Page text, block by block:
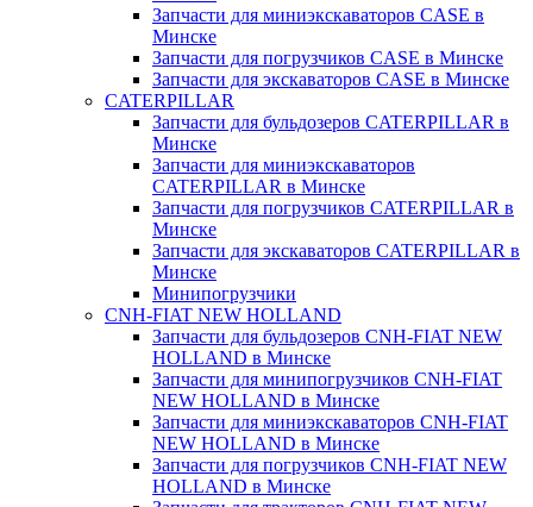
Запчасти для миниэкскаваторов CASE в
Минске
Запчасти для погрузчиков CASE в Минске
Запчасти для экскаваторов CASE в Минске
CATERPILLAR
Запчасти для бульдозеров CATERPILLAR в
Минске
Запчасти для миниэкскаваторов
CATERPILLAR в Минске
Запчасти для погрузчиков CATERPILLAR в
Минске
Запчасти для экскаваторов CATERPILLAR в
Минскe
Минипогрузчики
CNH-FIAT NEW HOLLAND
Запчасти для бульдозеров CNH-FIAT NEW
HOLLAND в Минске
Запчасти для минипогрузчиков CNH-FIAT
NEW HOLLAND в Минске
Запчасти для миниэкскаваторов CNH-FIAT
NEW HOLLAND в Минске
Запчасти для погрузчиков CNH-FIAT NEW
HOLLAND в Минске